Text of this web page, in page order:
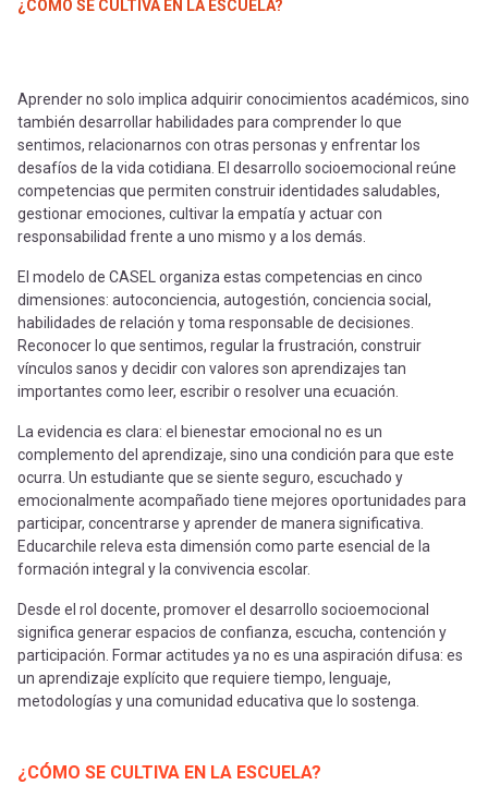
cuenta
Mobile]
Menú
entrar
a
mi
cuenta
navegación
¿CÓMO SE CULTIVA EN LA ESCUELA?
Aprender no solo implica adquirir conocimientos académicos, sino
también desarrollar habilidades para comprender lo que
sentimos, relacionarnos con otras personas y enfrentar los
desafíos de la vida cotidiana. El desarrollo socioemocional reúne
competencias que permiten construir identidades saludables,
gestionar emociones, cultivar la empatía y actuar con
responsabilidad frente a uno mismo y a los demás.
El modelo de CASEL organiza estas competencias en cinco
dimensiones: autoconciencia, autogestión, conciencia social,
habilidades de relación y toma responsable de decisiones.
Reconocer lo que sentimos, regular la frustración, construir
vínculos sanos y decidir con valores son aprendizajes tan
importantes como leer, escribir o resolver una ecuación.
La evidencia es clara: el bienestar emocional no es un
complemento del aprendizaje, sino una condición para que este
ocurra. Un estudiante que se siente seguro, escuchado y
emocionalmente acompañado tiene mejores oportunidades para
participar, concentrarse y aprender de manera significativa.
Educarchile releva esta dimensión como parte esencial de la
formación integral y la convivencia escolar.
Desde el rol docente, promover el desarrollo socioemocional
significa generar espacios de confianza, escucha, contención y
participación. Formar actitudes ya no es una aspiración difusa: es
un aprendizaje explícito que requiere tiempo, lenguaje,
metodologías y una comunidad educativa que lo sostenga.
¿CÓMO SE CULTIVA EN LA ESCUELA?